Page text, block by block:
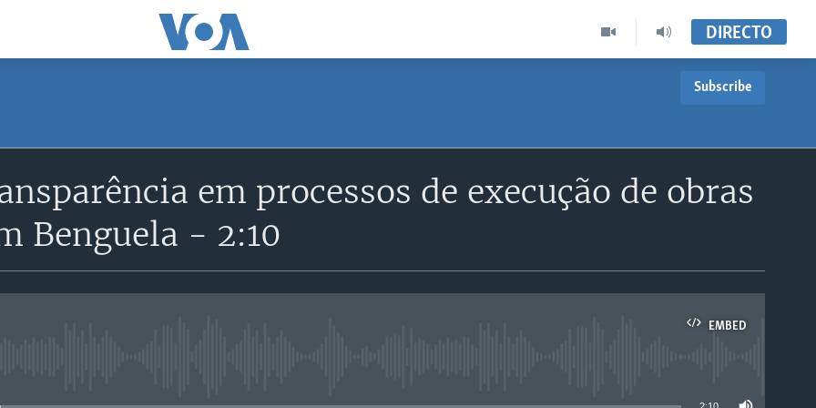
DIRECTO
Subscribe
em processos de execução de obras
Benguela - 2:10
EMBED